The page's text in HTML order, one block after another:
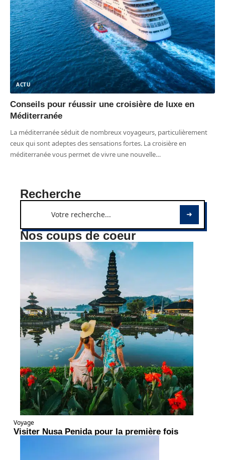
ACTU
Conseils pour réussir une croisière de luxe en
Méditerranée
La méditerranée séduit de nombreux voyageurs, particulièrement
ceux qui sont adeptes des sensations fortes. La croisière en
méditerranée vous permet de vivre une nouvelle…
Recherche
Nos coups de coeur
Voyage
Visiter Nusa Penida pour la première fois